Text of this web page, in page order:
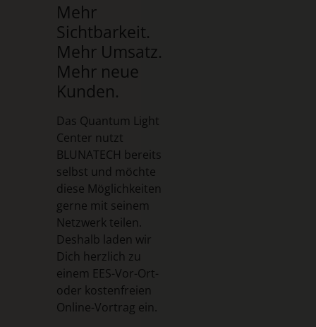
Mehr
Sichtbarkeit.
Mehr Umsatz.
Mehr neue
Kunden.
Das Quantum Light
Center nutzt
BLUNATECH bereits
selbst und möchte
diese Möglichkeiten
gerne mit seinem
Netzwerk teilen.
Deshalb laden wir
Dich herzlich zu
einem EES-Vor-Ort-
oder kostenfreien
Online-Vortrag ein.